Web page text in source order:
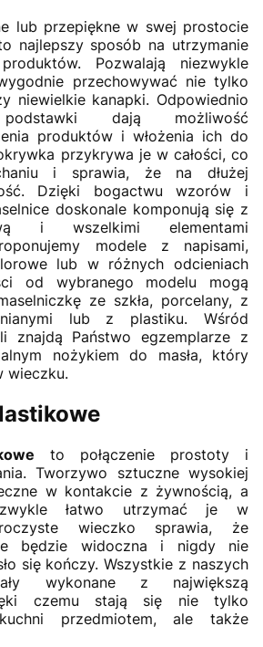
lub przepiękne w swej prostocie
najlepszy sposób na utrzymanie
Pozwalają niezwykle
przechowywać nie tylko
niewielkie kanapki. Odpowiednio
podstawki dają możliwość
produktów i włożenia ich do
przykrywa je w całości, co
i sprawia, że na dłużej
Dzięki bogactwu wzorów i
doskonale komponują się z
i wszelkimi elementami
modele z napisami,
lub w różnych odcieniach
od wybranego modelu mogą
ze szkła, porcelany, z
lub z plastiku. Wśród
znajdą Państwo egzemplarze z
nożykiem do masła, który
wieczku.
to połączenie prostoty i
Tworzywo sztuczne wysokiej
w kontakcie z żywnością, a
łatwo utrzymać je w
wieczko sprawia, że
będzie widoczna i nigdy nie
się kończy. Wszystkie z naszych
wykonane z największą
czemu stają się nie tylko
przedmiotem, ale także